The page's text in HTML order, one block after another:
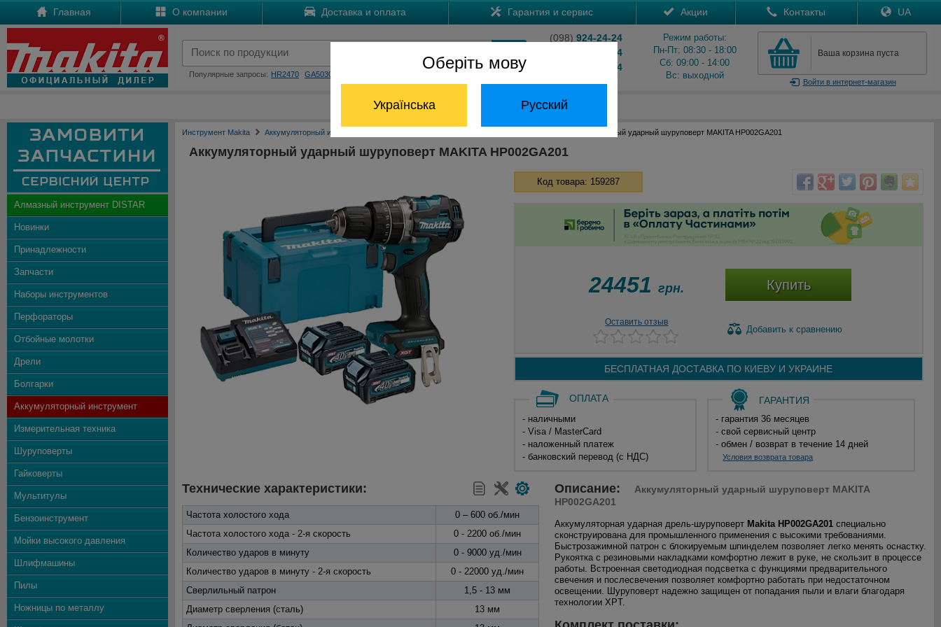
Оберіть мову
Українська Русский
Главная О компании Доставка и оплата Гарантия и сервис Акции Контакты UA
Популярные запросы: HR2470 GA5030
(098) 924-24-24
204-24-24
824-24-24
Режим работы:
Пн-Пт: 08:30 - 18:00
Сб: 09:00 - 14:00
Вс: выходной
Ваша корзина пуста
Войтив интернет-магазин
Отдел запчастей: (068) 824-24-24
Алмазный инструмент DISTAR
Новинки
Принадлежности
Запчасти
Наборы инструментов
Перфораторы
Отбойные молотки
Дрели
Болгарки
Аккумуляторный инструмент
Измерительная техника
Шуруповерты
Гайковерты
Мультитулы
Бензоинструмент
Мойки высокого давления
Шлифмашины
Пилы
Ножницы по металлу
Инструмент Makita Аккумуляторный инструмент Макита Аккумуляторный ударный шуруповерт MAKITA HP002GA201
Аккумуляторный ударный шуруповерт MAKITA HP002GA201
Код товара: 159287
24451грн. Купить
Оставить отзыв
Добавить к сравнению
БЕСПЛАТНАЯ ДОСТАВКА ПО КИЕВУ И УКРАИНЕ
ОПЛАТА
- наличными
- Visa / MasterCard
- наложенный платеж
- банковский перевод (с НДС)
ГАРАНТИЯ
- гарантия 36 месяцев
- свой сервисный центр
- обмен / возврат в течение 14 дней
Условия возврата товара
Технические характеристики:
Частота холостого хода
0 – 600 об./мин
Частота холостого хода - 2-я скорость
0 - 2200 об./мин
Количество ударов в минуту
0 - 9000 уд./мин
Количество ударов в минуту - 2-я скорость
0 - 22000 уд./мин
Сверлильный патрон
1,5 - 13 мм
Диаметр сверления (сталь)
13 мм
Описание:
Аккумуляторный ударный шуруповерт MAKITA
HP002GA201
Аккумуляторная ударная дрель-шуруповерт Makita HP002GA201 специально
сконструирована для промышленного применения с высокими требованиями.
Быстрозажимной патрон с блокируемым шпинделем позволяет легко менять оснастку.
Рукоятка с резиновыми накладками комфортно лежит в руке, не скользит в процессе
работы. Встроенная светодиодная подсветка с функциями предварительного
свечения и послесвечения позволяет комфортно работать при недостаточном
освещении. Шуруповерт надежно защищен от попадания пыли и влаги благодаря
технологии XPT.